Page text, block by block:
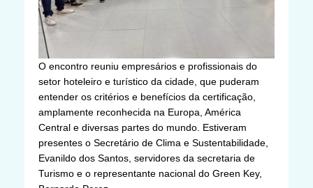
O encontro reuniu empresários e profissionais do
setor hoteleiro e turístico da cidade, que puderam
entender os critérios e benefícios da certificação,
amplamente reconhecida na Europa, América
Central e diversas partes do mundo. Estiveram
presentes o Secretário de Clima e Sustentabilidade,
Evanildo dos Santos, servidores da secretaria de
Turismo e o representante nacional do Green Key,